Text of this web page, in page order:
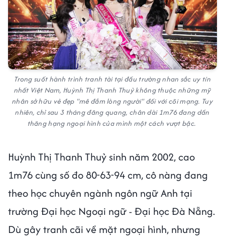
Trong suốt hành trình tranh tài tại đấu trường nhan sắc uy tín
nhất Việt Nam, Huỳnh Thị Thanh Thuỷ không thuộc những mỹ
nhân sở hữu vẻ đẹp "mê đắm lòng người" đối với cõi mạng. Tuy
nhiên, chỉ sau 3 tháng đăng quang, chân dài 1m76 đang dần
thăng hạng ngoại hình của mình một cách vượt bậc.
Huỳnh Thị Thanh Thuỷ sinh năm 2002, cao
1m76 cùng số đo 80-63-94 cm, cô nàng đang
theo học chuyên ngành ngôn ngữ Anh tại
trường Đại học Ngoại ngữ - Đại học Đà Nẵng.
Dù gây tranh cãi về mặt ngoại hình, nhưng